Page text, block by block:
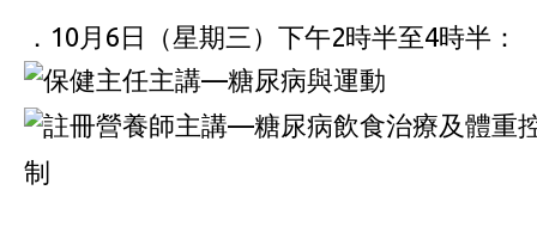
．10月6日（星期三）下午2時半至4時半：
保健主任主講—糖尿病與運動
註冊營養師主講—糖尿病飲食治療及體重
制